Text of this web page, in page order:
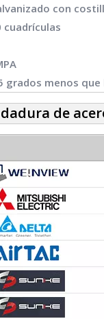
con
cuadrículas
grados menos
de